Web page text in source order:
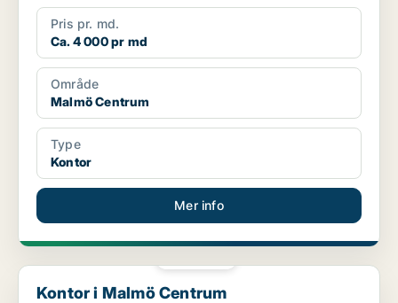
Pris pr. md.
Ca. 4 000 pr md
Område
Malmö Centrum
Type
Kontor
Mer info
Kontor i Malmö Centrum
Kontor i Malmö Centrum